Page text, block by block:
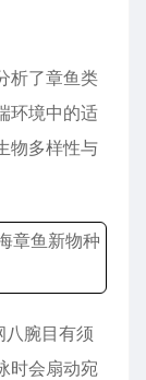
析了章鱼类
环境中的适
物多样性与
八腕目有须
时会扇动宛